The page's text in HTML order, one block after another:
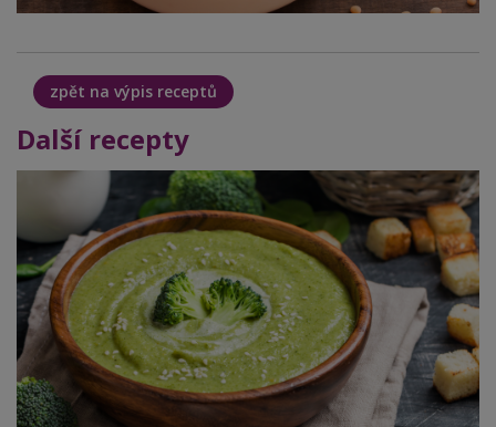
zpět na výpis receptů
Další recepty